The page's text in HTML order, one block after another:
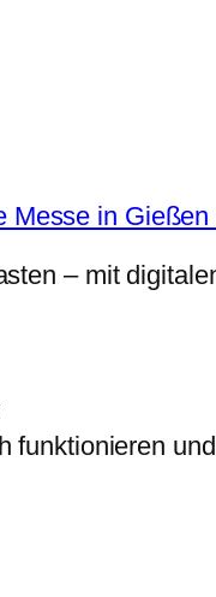
Messe in
– mit
funktionieren